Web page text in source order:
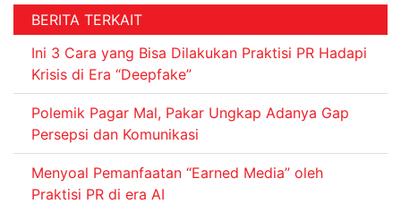
BERITA TERKAIT
Ini 3 Cara yang Bisa Dilakukan Praktisi PR Hadapi
Krisis di Era “Deepfake”
Polemik Pagar Mal, Pakar Ungkap Adanya Gap
Persepsi dan Komunikasi
Menyoal Pemanfaatan “Earned Media” oleh
Praktisi PR di era AI